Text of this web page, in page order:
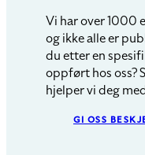
Vi har over 1000
og ikke alle er
du etter en
oppført hos oss?
hjelper vi deg
GI OSS